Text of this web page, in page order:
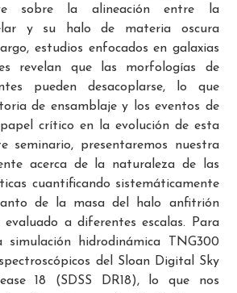
sobre la alineación entre la
y su halo de materia oscura
estudios enfocados en galaxias
revelan que las morfologías de
pueden desacoplarse, lo que
de ensamblaje y los eventos de
crítico en la evolución de esta
seminario, presentaremos nuestra
acerca de la naturaleza de las
cuantificando sistemáticamente
de la masa del halo anfitrión
a diferentes escalas. Para
simulación hidrodinámica TNG300
del Sloan Digital Sky
18 (SDSS DR18), lo que nos